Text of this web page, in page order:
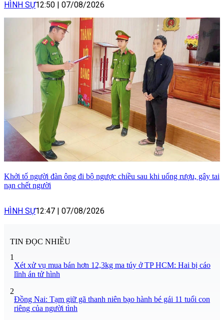
HÌNH SỰ12:50 07/08/2026
Khởi tố người đàn ông đi bộ ngược chiều sau khi uống rượu, gây tai
nạn chết người
HÌNH SỰ12:47 07/08/2026
TIN ĐỌC NHIỀU
1
Xét xử vụ mua bán hơn 12,3kg ma túy ở TP HCM: Hai bị cáo
lĩnh án tử hình
2
Đồng Nai: Tạm giữ gã thanh niên bạo hành bé gái 11 tuổi con
riêng của người tình